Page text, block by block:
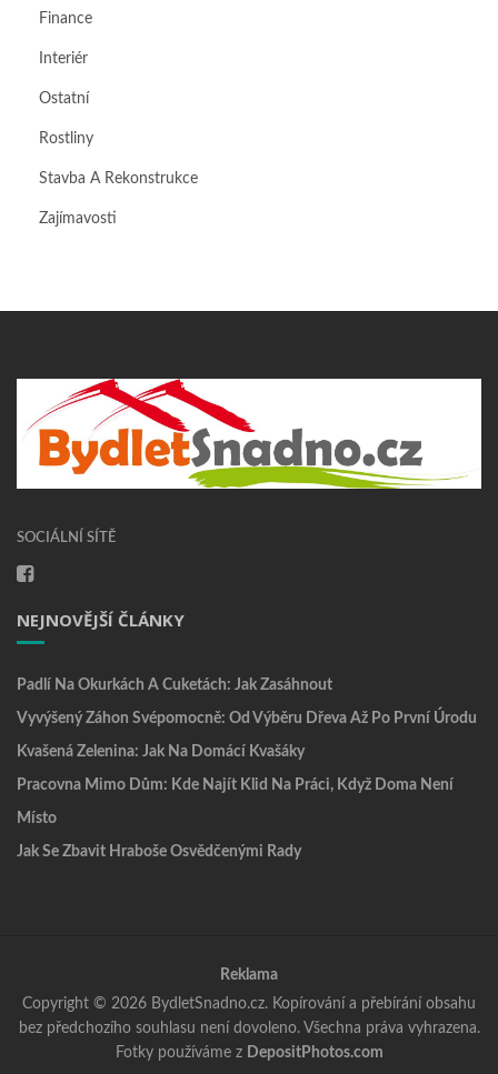
Finance
Interiér
Ostatní
Rostliny
Stavba A Rekonstrukce
Zajímavosti
SOCIÁLNÍ SÍTĚ
NEJNOVĚJŠÍ ČLÁNKY
Padlí Na Okurkách A Cuketách: Jak Zasáhnout
Vyvýšený Záhon Svépomocně: Od Výběru Dřeva Až Po První Úrodu
Kvašená Zelenina: Jak Na Domácí Kvašáky
Pracovna Mimo Dům: Kde Najít Klid Na Práci, Když Doma Není
Místo
Jak Se Zbavit Hraboše Osvědčenými Rady
Reklama
Copyright © 2026 BydletSnadno.cz. Kopírování a přebírání obsahu
bez předchozího souhlasu není dovoleno. Všechna práva vyhrazena.
Fotky používáme z DepositPhotos.com